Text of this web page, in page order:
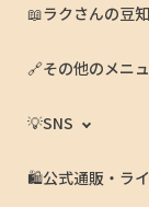
📖ラクさんの豆
🔗その他のメニ
💡SNS
🛍️公式通販・ラ